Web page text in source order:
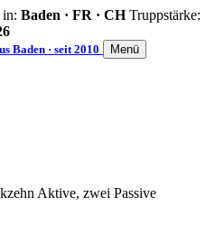
in: Baden · FR · CH Truppstärke:
Baden · seit 2010 Menü
zehn Aktive, zwei Passive